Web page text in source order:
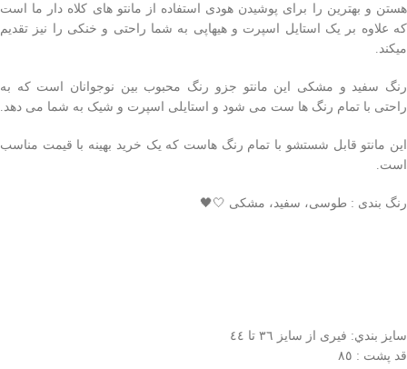
هستن و بهترین را برای پوشیدن هودی استفاده از مانتو های کلاه دار ما است
که علاوه بر یک استایل اسپرت و هیهاپی به شما راحتی و خنکی را نیز تقدیم
میکند.
رنگ سفید و مشکی این مانتو جزو رنگ محبوب بین نوجوانان است که به
راحتی با تمام رنگ ها ست می شود و استایلی اسپرت و شیک به شما می دهد.
این مانتو قابل شستشو با تمام رنگ هاست که یک خرید بهینه با قیمت مناسب
است.
رنگ بندی : طوسی، سفيد، مشكی 🤍🖤
سايز بندي: فيری از سايز ٣٦ تا ٤٤
قد پشت : ٨٥